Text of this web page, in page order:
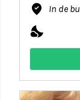
where_to_vote In de
nights_stay